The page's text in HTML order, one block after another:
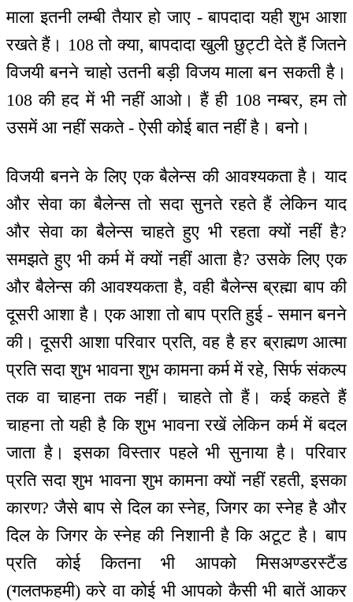
माला इतनी लम्बी तैयार हो जाए - बापदादा यही शुभ आशा
रखते हैं। 108 तो क्या, बापदादा खुली छुट्टी देते हैं जितने
विजयी बनने चाहो उतनी बड़ी विजय माला बन सकती है।
108 की हद में भी नहीं आओ। हैं ही 108 नम्बर, हम तो
उसमें आ नहीं सकते - ऐसी कोई बात नहीं है। बनो।
विजयी बनने के लिए एक बैलेन्स की आवश्यकता है। याद
और सेवा का बैलेन्स तो सदा सुनते रहते हैं लेकिन याद
और सेवा का बैलेन्स चाहते हुए भी रहता क्यों नहीं है?
समझते हुए भी कर्म में क्यों नहीं आता है? उसके लिए एक
और बैलेन्स की आवश्यकता है, वही बैलेन्स ब्रह्मा बाप की
दूसरी आशा है। एक आशा तो बाप प्रति हुई - समान बनने
की। दूसरी आशा परिवार प्रति, वह है हर ब्राह्मण आत्मा
प्रति सदा शुभ भावना शुभ कामना कर्म में रहे, सिर्फ संकल्प
तक वा चाहना तक नहीं। चाहते तो हैं। कई कहते हैं
चाहना तो यही है कि शुभ भावना रखें लेकिन कर्म में बदल
जाता है। इसका विस्तार पहले भी सुनाया है। परिवार
प्रति सदा शुभ भावना शुभ कामना क्यों नहीं रहती, इसका
कारण? जैसे बाप से दिल का स्नेह, जिगर का स्नेह है और
दिल के जिगर के स्नेह की निशानी है कि अटूट है। बाप
प्रति कोई कितना भी आपको मिसअण्डरस्टैंड
(गलतफहमी) करे वा कोई भी आपको कैसी भी बातें आकर